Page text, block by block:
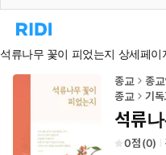
리
홈
로
석류나무 꽃이 피었는지 상세페이
종교
종
종교
기
석류
0 (0)